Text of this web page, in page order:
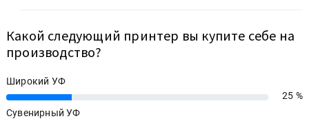
Какой следующий принтер вы купите себе на
производство?
Широкий УФ
25%
25 %
Сувенирный УФ